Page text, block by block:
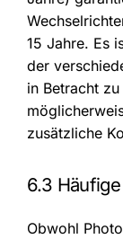
15 Jahre. Es
der
in Betracht
zusätzliche
6.3
Obwohl